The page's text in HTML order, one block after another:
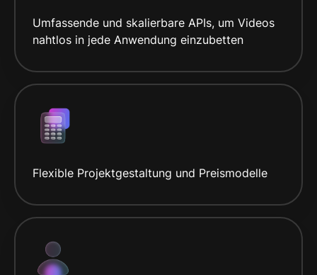
Umfassende und skalierbare APIs, um Videos
nahtlos in jede Anwendung einzubetten
Flexible Projektgestaltung und Preismodelle